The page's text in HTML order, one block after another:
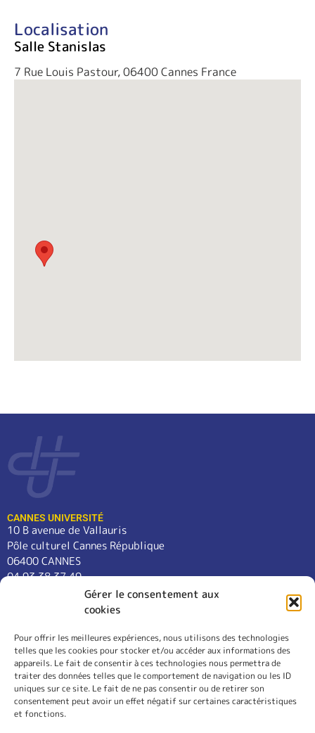
Gérer le consentement aux
cookies
Pour offrir les meilleures expériences, nous utilisons des technologies
telles que les cookies pour stocker et/ou accéder aux informations des
appareils. Le fait de consentir à ces technologies nous permettra de
traiter des données telles que le comportement de navigation ou les ID
uniques sur ce site. Le fait de ne pas consentir ou de retirer son
consentement peut avoir un effet négatif sur certaines caractéristiques
et fonctions.
Localisation
Salle Stanislas
7 Rue Louis Pastour, 06400 Cannes France
CANNES UNIVERSITÉ
10 B avenue de Vallauris
Pôle culturel Cannes République
06400 CANNES
04 93 38 37 49
contact@cannes-universite.fr
COURS
LANGUES
CONFÉRENCES
SORTIES
L’ASSOCIATION